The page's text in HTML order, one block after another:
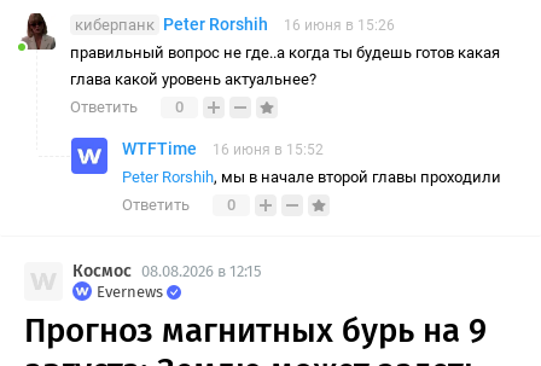
киберпанк Peter Rorshih 16 июня в 15:26
правильный вопрос не где..а когда ты будешь готов какая
глава какой уровень актуальнее?
Ответить
0
WTFTime 16 июня в 15:52
Peter Rorshih, мы в начале второй главы проходили
Ответить
0
Космос 08.08.2026 в 12:15
Evernews
Прогноз магнитных бурь на 9